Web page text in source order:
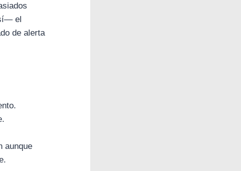
el
de alerta
aunque